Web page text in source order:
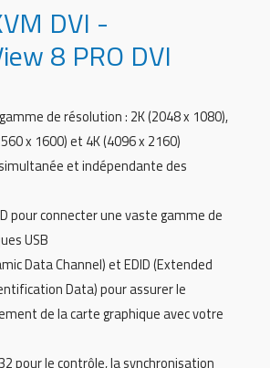
DVI -
8 PRO DVI
de résolution : 2K (2048 x 1080),
x 1600) et 4K (4096 x 2160)
et indépendante des
pour connecter une vaste gamme de
USB
Data Channel) et EDID (Extended
Data) pour assurer le
de la carte graphique avec votre
pour le contrôle, la synchronisation